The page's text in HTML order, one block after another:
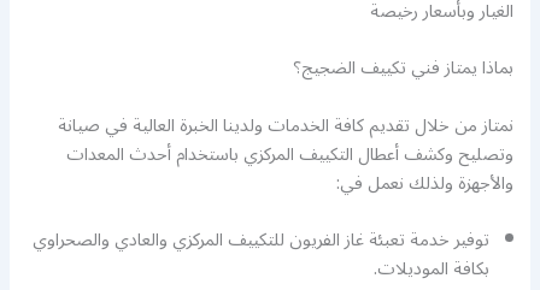
الغيار وبأسعار رخيصة
بماذا يمتاز فني تكييف الضجيج؟
نمتاز من خلال تقديم كافة الخدمات ولدينا الخبرة العالية في صيانة
وتصليح وكشف أعطال التكييف المركزي باستخدام أحدث المعدات
والأجهزة ولذلك نعمل في:
توفير خدمة تعبئة غاز الفريون للتكييف المركزي والعادي والصحراوي
بكافة الموديلات.